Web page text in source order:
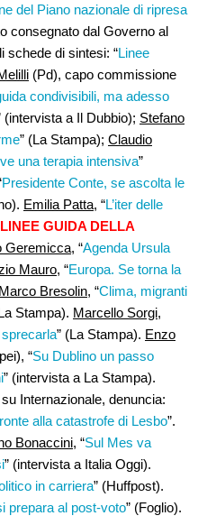
del Piano nazionale di ripresa
consegnato dal Governo al
schede di sintesi: “Linee
(Pd), capo commissione
condivisibili, ma adesso
(intervista a Il Dubbio); Stefano
” (La Stampa); Claudio
una terapia intensiva”
Presidente Conte, se ascolta le
Emilia Patta, “L’iter delle
GUIDA DELLA
Geremicca, “Agenda Ursula
Mauro, “Europa. Se torna la
Marco Bresolin, “Clima, migranti
Stampa). Marcello Sorgi,
sprecarla” (La Stampa). Enzo
“Su Dublino un passo
” (intervista a La Stampa).
su Internazionale, denuncia:
alla catastrofe di Lesbo”.
Bonaccini, “Sul Mes va
” (intervista a Italia Oggi).
in carriera” (Huffpost).
prepara al post-voto” (Foglio).